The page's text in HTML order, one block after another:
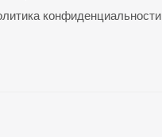
конфиденциальности